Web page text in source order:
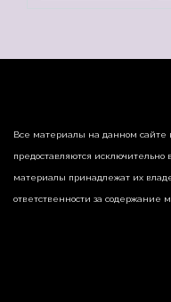
Все материалы на данном сайте
предоставляются
материалы принадлежат их
ответственности за содержание